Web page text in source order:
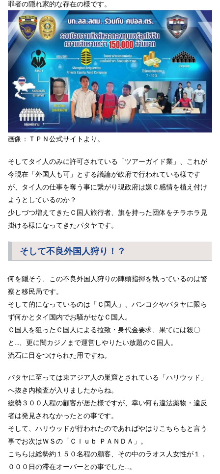
罪者の隠れ家的な存在の様です。
画像：ＴＰＮ公式サイトより。
そしてタイ人のみに許可されている「ツアーガイド業」、これが
今現在「外国人も可」とする議論が政府で行われている様です
が、タイ人の仕事を奪う事に繋がり現政府は嫌Ｃ感情を植え付け
ようとしているのか？
少しづつ増えてきたＣ国人旅行者、旗を持った団体をチラホラ見
掛ける様になってきたパタヤです。
そして不良外国人狩り！？
何を隠そう、この不良外国人狩りの陣頭指揮を執っているのは警
察と移民局です。
そして的になっているのは「Ｃ国人」、バンコクやパタヤに限ら
ず何かとタイ国内でお騒がせなＣ国人。
Ｃ国人を狙ったＣ国人による拉致・身代金要求、果てには殺〇
と…、更に闇カジノまで運営しやりたい放題のＣ国人。
流石に目をつけられた用ですね。
パタヤに至っては東アジア人の巣窟とされている「ハリウッド」
へ抜き内検査が入りましたからね。
総勢３００人程の顧客が居た様ですが、幸い何も違法薬物・違反
者は発見されなかったとの事です。
そして、ハリウッドが行われたのであればやはりこちらもと言う
事でお次はＷＳの「Ｃｌｕｂ ＰＡＮＤＡ」。
こちらは総勢約１５０名程の顧客、その中のラオス人女性が１，
０００日の滞在オーバーとの事でした…。